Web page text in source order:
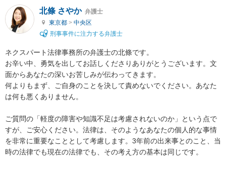
北條 さやか 弁護士
東京都 > 中央区
刑事事件に注力する弁護士
ネクスパート法律事務所の弁護士の北條です。
お辛い中、勇気を出してお話しくださりありがとうございます。文
面からあなたの深いお苦しみが伝わってきます。
何よりもまず、ご自身のことを決して責めないでください。あなた
は何も悪くありません。
ご質問の「軽度の障害や知識不足は考慮されないのか」という点で
すが、ご安心ください。法律は、そのようなあなたの個人的な事情
を非常に重要なこととして考慮します。3年前の出来事とのこと、当
時の法律でも現在の法律でも、その考え方の基本は同じです。